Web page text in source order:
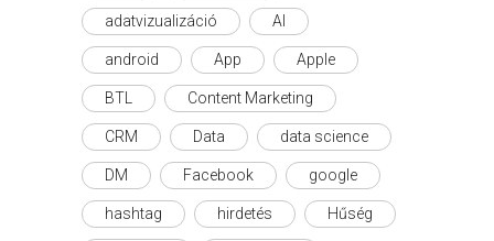
adatvizualizáció AI
android App Apple
BTL Content Marketing
CRM Data data science
DM Facebook google
hashtag hirdetés Hűség